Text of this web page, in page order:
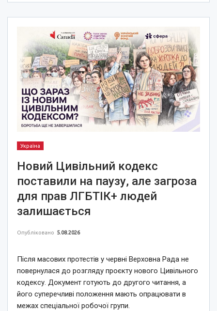
Україна
Новий Цивільний кодекс
поставили на паузу, але загроза
для прав ЛГБТІК+ людей
залишається
Опубліковано 5.08.2026
Після масових протестів у червні Верховна Рада не
повернулася до розгляду проєкту нового Цивільного
кодексу. Документ готують до другого читання, а
його суперечливі положення мають опрацювати в
межах спеціальної робочої групи.